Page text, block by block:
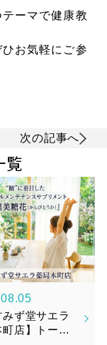
ーマで健康教
お気軽にご参
次の記事へ
覧
みず堂サエラ
店】トータ